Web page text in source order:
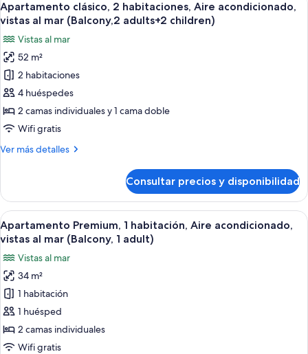
adults+1
child)
habitaciones,
Aire
vistas
al
mar
(Balcony,2
adults+1
todas
fotos
de
Apartamento
clásico,
2
habitaciones,
acondicionado,
mar
(Balcony,2
adults+2
children)
7
Apartamento clásico, 2 habitaciones, Aire acondicionado,
vistas al mar (Balcony,2 adults+2 children)
Vistas al mar
52 m²
2 habitaciones
4 huéspedes
2 camas individuales y 1 cama doble
Wifi gratis
Ver más detalles
Más
clásico,
habitaciones,
Aire
vistas
al
mar
(Balcony,2
adults+2
Consultar precios y disponibilidad
Abrir
todas
fotos
de
Apartamento
Premium,
1
habitación,
Una terraza con mesa y sillas, un
12
Apartamento Premium, 1 habitación, Aire acondicionado,
vistas al mar (Balcony, 1 adult)
Vistas al mar
34 m²
1 habitación
1 huésped
2 camas individuales
Wifi gratis